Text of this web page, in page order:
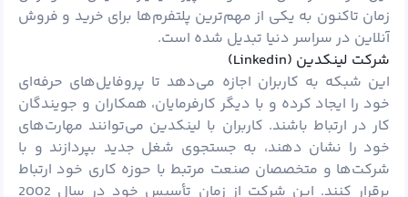
زمان تاکنون به یکی از مهم‌ترین پلتفرم‌ها برای خرید و فروش
آنلاین در سراسر دنیا تبدیل شده است.
شرکت لینکدین (Linkedin)
این شبکه به کاربران اجازه می‌دهد تا پروفایل‌های حرفه‌ای
خود را ایجاد کرده و با دیگر کارفرمایان، همکاران و جویندگان
کار در ارتباط باشند. کاربران با لینکدین می‌توانند مهارت‌های
خود را نشان دهند، به جستجوی شغل جدید بپردازند و با
شرکت‌ها و متخصصان صنعت مرتبط با حوزه کاری خود ارتباط
برقرار کنند. این شرکت از زمان تأسیس خود در سال 2002